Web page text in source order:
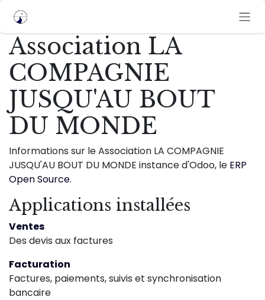
Association LA
COMPAGNIE
JUSQU'AU BOUT
DU MONDE
Informations sur le Association LA COMPAGNIE
JUSQU'AU BOUT DU MONDE instance d'Odoo, le ERP
Open Source.
Applications installées
Ventes
Des devis aux factures
Facturation
Factures, paiements, suivis et synchronisation
bancaire